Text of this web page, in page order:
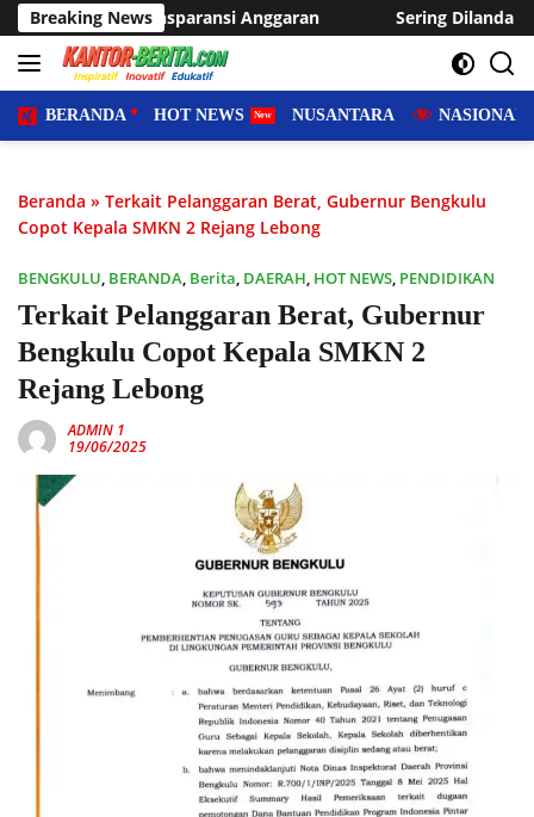
Langsung
ke
konten
Breaking News
Anggaran Sering Dilanda Genangan, Desa Sukaraja
BERANDA HOT NEWS NUSANTARA NASIONAL
Beranda » Terkait Pelanggaran Berat, Gubernur Bengkulu
Copot Kepala SMKN 2 Rejang Lebong
BENGKULU, BERANDA, Berita, DAERAH, HOT NEWS, PENDIDIKAN
Terkait Pelanggaran Berat, Gubernur
Bengkulu Copot Kepala SMKN 2
Rejang Lebong
ADMIN 1
19/06/2025